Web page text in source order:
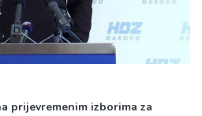
prijevremenim izborima za